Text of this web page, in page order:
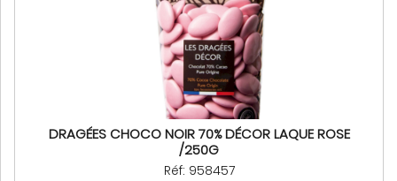
DRAGÉES CHOCO NOIR 70% DÉCOR LAQUE ROSE
/250G
Réf: 958457